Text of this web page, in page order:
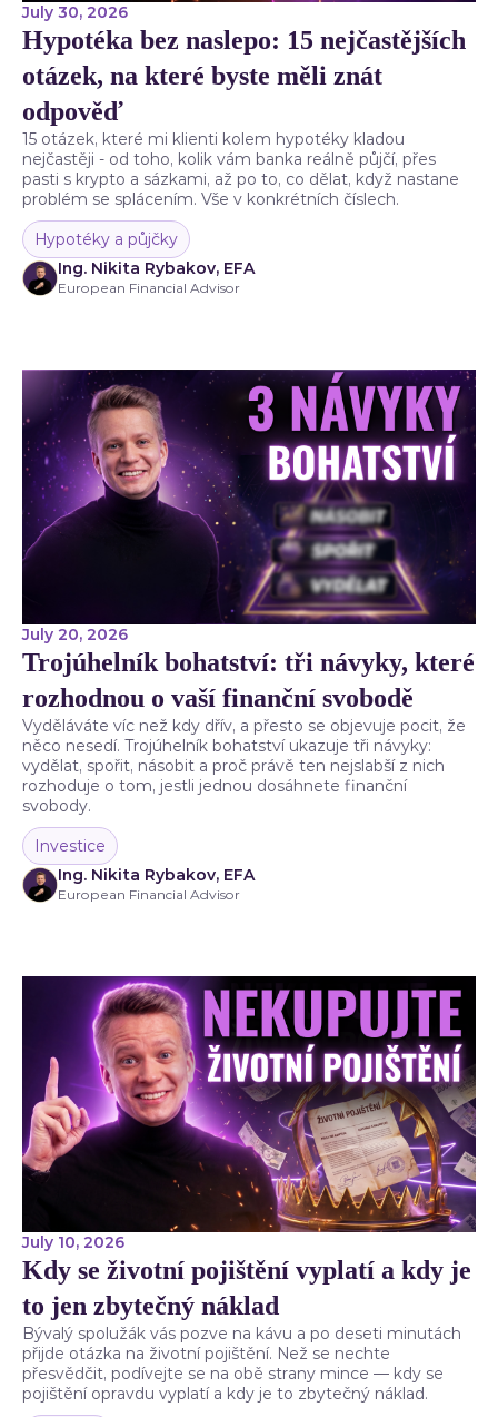
July 30, 2026
Hypotéka bez naslepo: 15 nejčastějších
otázek, na které byste měli znát
odpověď
15 otázek, které mi klienti kolem hypotéky kladou
nejčastěji - od toho, kolik vám banka reálně půjčí, přes
pasti s krypto a sázkami, až po to, co dělat, když nastane
problém se splácením. Vše v konkrétních číslech.
Hypotéky a půjčky
Ing. Nikita Rybakov, EFA
European Financial Advisor
July 20, 2026
Trojúhelník bohatství: tři návyky, které
rozhodnou o vaší finanční svobodě
Vyděláváte víc než kdy dřív, a přesto se objevuje pocit, že
něco nesedí. Trojúhelník bohatství ukazuje tři návyky:
vydělat, spořit, násobit a proč právě ten nejslabší z nich
rozhoduje o tom, jestli jednou dosáhnete finanční
svobody.
Investice
Ing. Nikita Rybakov, EFA
European Financial Advisor
July 10, 2026
Kdy se životní pojištění vyplatí a kdy je
to jen zbytečný náklad
Bývalý spolužák vás pozve na kávu a po deseti minutách
přijde otázka na životní pojištění. Než se nechte
přesvědčit, podívejte se na obě strany mince — kdy se
pojištění opravdu vyplatí a kdy je to zbytečný náklad.